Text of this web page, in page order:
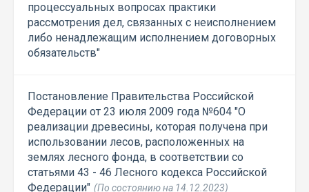
процессуальных вопросах практики
рассмотрения дел, связанных с неисполнением
либо ненадлежащим исполнением договорных
обязательств"
Постановление Правительства Российской
Федерации от 23 июля 2009 года №604 "О
реализации древесины, которая получена при
использовании лесов, расположенных на
землях лесного фонда, в соответствии со
статьями 43 - 46 Лесного кодекса Российской
Федерации" (По состоянию на 14.12.2023)